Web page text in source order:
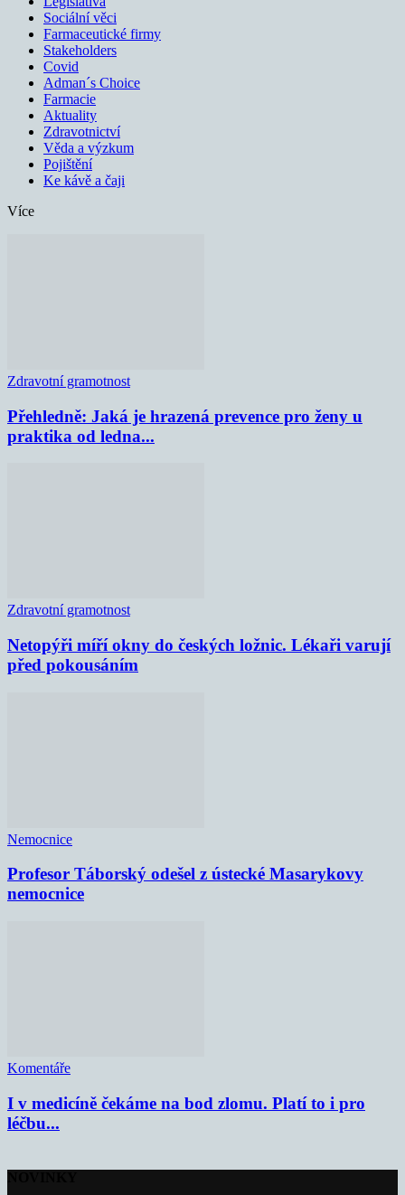
Sociální věci
Farmaceutické firmy
Stakeholders
Covid
Adman´s Choice
Farmacie
Aktuality
Zdravotnictví
Věda a výzkum
Pojištění
Ke kávě a čaji
Více
Zdravotní gramotnost
Přehledně: Jaká je hrazená prevence pro ženy u
praktika od ledna...
Zdravotní gramotnost
Netopýři míří okny do českých ložnic. Lékaři varují
před pokousáním
Nemocnice
Profesor Táborský odešel z ústecké Masarykovy
nemocnice
Komentáře
I v medicíně čekáme na bod zlomu. Platí to i pro
léčbu...